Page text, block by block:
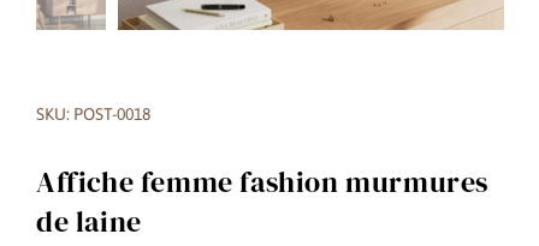
SKU: POST-0018
Affiche femme fashion murmures
de laine